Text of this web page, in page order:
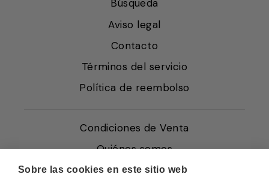
Sobre las cookies en este sitio web
Búsqueda
Aviso legal
Contacto
Términos del servicio
Política de reembolso
Condiciones de Venta
Quiénes somos
Política de Cookies